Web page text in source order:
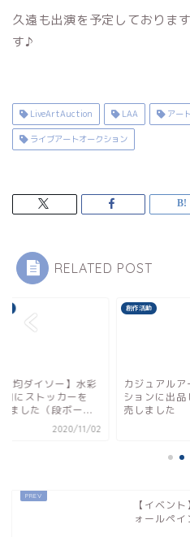
久遠も出演を予定しておりま
す♪
LiveArtAuction LAA アー
ライブアートオークション
RELATED POST
均ダイソー】水彩
納にストッカーを
ました（段ボー...
2020/11/02
創作活動
カジュアルア
ションに出品
売しました
【イベン
ォールペイ